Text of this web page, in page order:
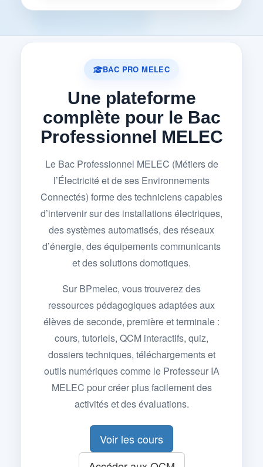
BAC PRO MELEC
Une plateforme
complète pour le Bac
Professionnel MELEC
Le Bac Professionnel MELEC (Métiers de
l’Électricité et de ses Environnements
Connectés) forme des techniciens capables
d’intervenir sur des installations électriques,
des systèmes automatisés, des réseaux
d’énergie, des équipements communicants
et des solutions domotiques.
Sur BPmelec, vous trouverez des
ressources pédagogiques adaptées aux
élèves de seconde, première et terminale :
cours, tutoriels, QCM interactifs, quiz,
dossiers techniques, téléchargements et
outils numériques comme le Professeur IA
MELEC pour créer plus facilement des
activités et des évaluations.
Voir les cours